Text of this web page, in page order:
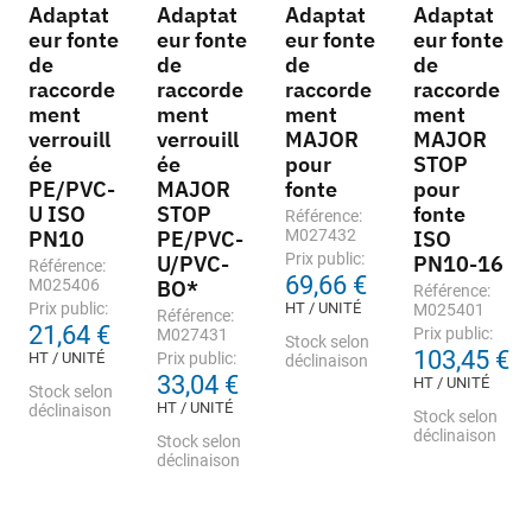
Adaptat
eur fonte
de
raccorde
ment
verrouill
ée
PE/PVC-
U ISO
PN10
Référence:
M025406
Prix public:
21,64 €
HT / UNITÉ
Stock selon
déclinaison
Adaptat
eur fonte
de
raccorde
ment
verrouill
ée
MAJOR
STOP
PE/PVC-
U/PVC-
BO*
Référence:
M027431
Prix public:
33,04 €
HT / UNITÉ
Stock selon
déclinaison
Adaptat
eur fonte
de
raccorde
ment
MAJOR
pour
fonte
Référence:
M027432
Prix public:
69,66 €
HT / UNITÉ
Stock selon
déclinaison
Adaptat
eur fonte
de
raccorde
ment
MAJOR
STOP
pour
fonte
ISO
PN10-16
Référence:
M025401
Prix public:
103,45 €
HT / UNITÉ
Stock selon
déclinaison